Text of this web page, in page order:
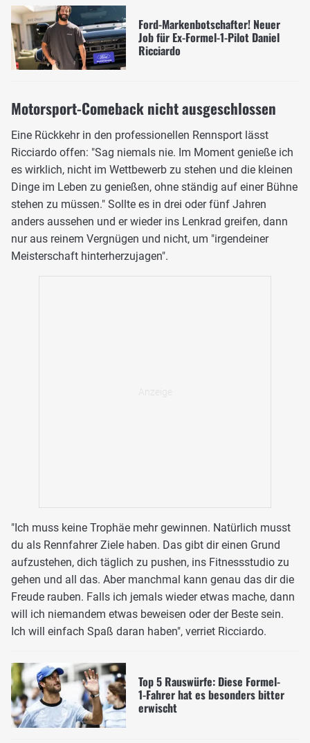
Ford-Markenbotschafter! Neuer
Job für Ex-Formel-1-Pilot Daniel
Ricciardo
Motorsport-Comeback nicht ausgeschlossen
Eine Rückkehr in den professionellen Rennsport lässt
Ricciardo offen: "Sag niemals nie. Im Moment genieße ich
es wirklich, nicht im Wettbewerb zu stehen und die kleinen
Dinge im Leben zu genießen, ohne ständig auf einer Bühne
stehen zu müssen." Sollte es in drei oder fünf Jahren
anders aussehen und er wieder ins Lenkrad greifen, dann
nur aus reinem Vergnügen und nicht, um "irgendeiner
Meisterschaft hinterherzujagen".
"Ich muss keine Trophäe mehr gewinnen. Natürlich musst
du als Rennfahrer Ziele haben. Das gibt dir einen Grund
aufzustehen, dich täglich zu pushen, ins Fitnessstudio zu
gehen und all das. Aber manchmal kann genau das dir die
Freude rauben. Falls ich jemals wieder etwas mache, dann
will ich niemandem etwas beweisen oder der Beste sein.
Ich will einfach Spaß daran haben", verriet Ricciardo.
Top 5 Rauswürfe: Diese Formel-
1-Fahrer hat es besonders bitter
erwischt